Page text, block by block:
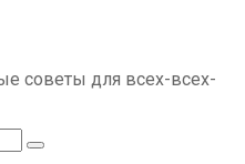
советы для всех-всех-